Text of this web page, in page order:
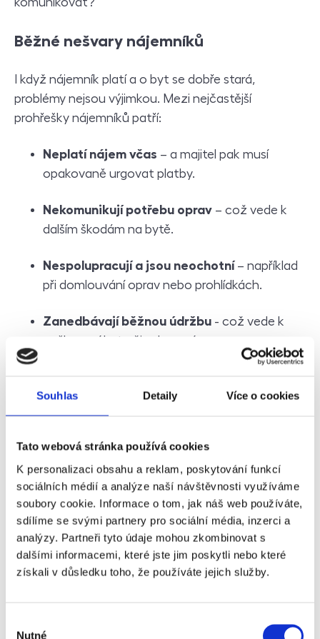
Souhlas Detaily Více o cookies
Tato webová stránka používá cookies
K personalizaci obsahu a reklam, poskytování funkcí
sociálních médií a analýze naší návštěvnosti využíváme
soubory cookie. Informace o tom, jak náš web používáte,
sdílíme se svými partnery pro sociální média, inzerci a
analýzy. Partneři tyto údaje mohou zkombinovat s
dalšími informacemi, které jste jim poskytli nebo které
získali v důsledku toho, že používáte jejich služby.
Nutné
Běžné nešvary nájemníků
I když nájemník platí a o byt se dobře stará,
problémy nejsou výjimkou. Mezi nejčastější
prohřešky nájemníků patří:
Neplatí nájem včas – a majitel pak musí
opakovaně urgovat platby.
Nekomunikují potřebu oprav – což vede k
dalším škodám na bytě.
Nespolupracují a jsou neochotní – například
při domlouvání oprav nebo prohlídkách.
Zanedbávají běžnou údržbu - což vede k
poškození bytu či vybavení.
pronajímatel pak musí řešit nesrovnalosti.
to, že kauce pokryje jejich dluhy.
Zanechají byt poničený a špinavý– což
znamená další výdaje na opravy a úklid.
Nevymalují– a přenechají byt v horším stavu,
než jej převzali.